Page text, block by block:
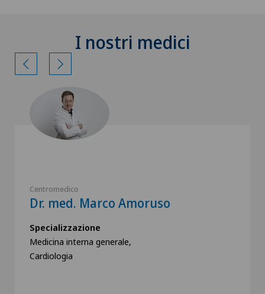
I nostri medici
Centromedico
Dr. med. Marco Amoruso
Specializzazione
Medicina interna generale,
Cardiologia